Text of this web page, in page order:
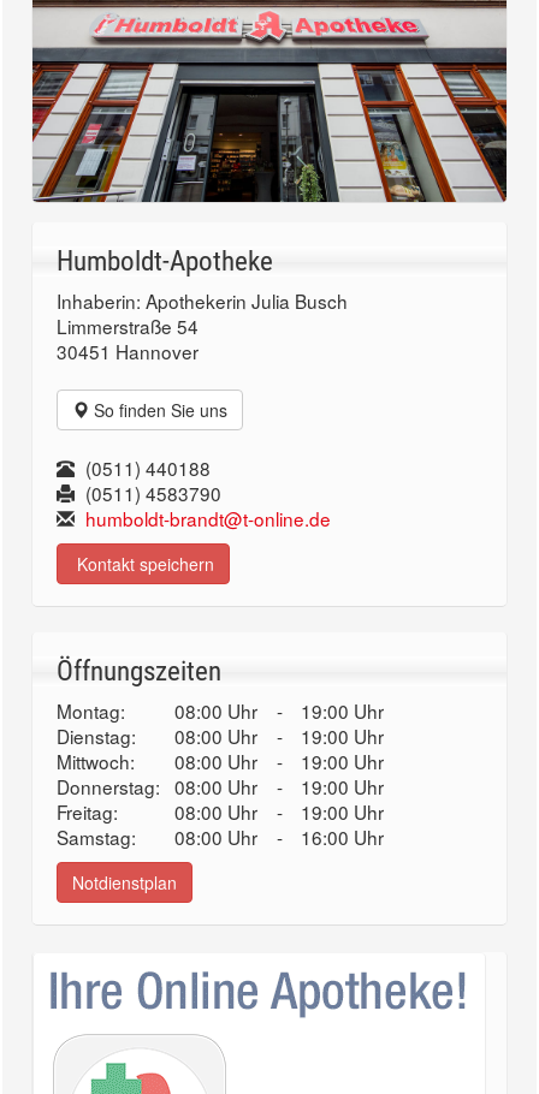
Humboldt-Apotheke
Inhaberin: Apothekerin Julia Busch
Limmerstraße 54
30451 Hannover
So finden Sie uns
(0511) 440188
(0511) 4583790
humboldt-brandt@t-online.de
Kontakt speichern
Öffnungszeiten
Montag: 08:00 Uhr -
19:00 Uhr
Dienstag:
08:00 Uhr -
19:00 Uhr
Mittwoch:
08:00 Uhr -
19:00 Uhr
Donnerstag: 08:00 Uhr -
19:00 Uhr
Freitag:
08:00 Uhr -
19:00 Uhr
Samstag:
08:00 Uhr - 16:00 Uhr
Notdienstplan